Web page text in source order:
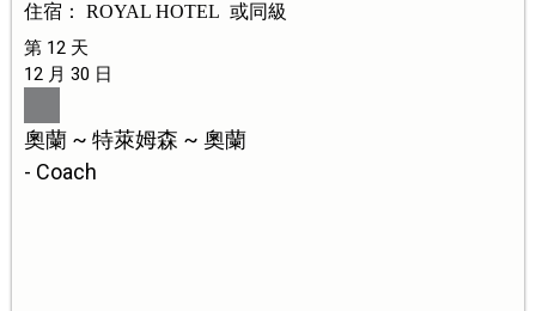
住宿： ROYAL HOTEL 或同級
第 12 天
12 月 30 日
奧蘭 ~ 特萊姆森 ~ 奧蘭
- Coach